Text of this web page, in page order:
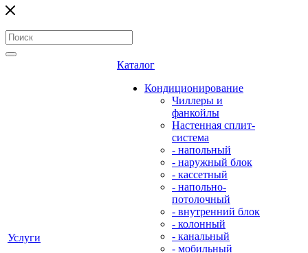
Услуги
Каталог
Кондиционирование
Чиллеры и
фанкойлы
Настенная сплит-
система
- напольный
- наружный блок
- кассетный
- напольно-
потолочный
- внутренний блок
- колонный
- канальный
- мобильный